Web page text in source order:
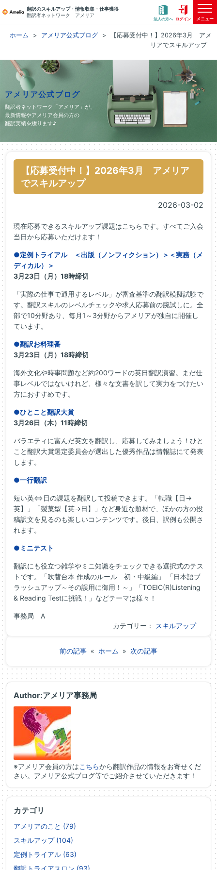
翻訳のスキルアップ・情報収集・仕事獲得
翻訳者ネットワーク アメリア
法人の方へ ログイン メニュー
ホーム アメリア公式ブログ
【応募受付中！】2026年3月 アメ
リアでスキルアップ
アメリア公式ブログ
翻訳者ネットワーク「アメリア」が、
最新情報やアメリア会員の方の
翻訳実績を綴ります♪
【応募受付中！】2026年3月 アメリア
でスキルアップ
2026-03-02
現在応募できるスキルアップ課題はこちらです。すべてご入会
当日から応募いただけます！
●定例トライアル ＜出版（ノンフィクション）＞＜実務（メ
ディカル）＞
3月23日（月）18時締切
「実際の仕事で通用するレベル」が審査基準の翻訳模擬試験で
す。翻訳スキルのレベルチェックや求人応募前の腕試しに。全
部で10分野あり、毎月1～3分野からアメリアが独自に開催し
ています。
●翻訳お料理番
3月23日（月）18時締切
海外文化や時事問題など約200ワードの英日翻訳演習。まだ仕
事レベルではないけれど、様々な文書を訳して実力をつけたい
方におすすめです。
●ひとこと翻訳大賞
3月26日（木）11時締切
バラエティに富んだ英文を翻訳し、応募してみましょう！ひと
こと翻訳大賞選定委員会が選出した優秀作品は情報誌にて発表
します。
●一行翻訳
短い英⇔日の課題を翻訳して投稿できます。「転職【日→
英】」「製菓型【英→日】」など身近な題材で、ほかの方の投
稿訳文を見るのも楽しいコンテンツです。後日、訳例も公開さ
れます。
●ミニテスト
翻訳にも役立つ雑学やミニ知識をチェックできる選択式のテス
トです。「吹替台本 作成のルール 初・中級編」 「日本語ブ
ラッシュアップ～その誤用に御用！～」「TOEIC(R)Listening
& Reading Testに挑戦！」などテーマは様々！
事務局 A
カテゴリー：
スキルアップ
前の記事 « ホーム » 次の記事
Author:アメリア事務局
※アメリア会員の方はこちらから翻訳作品の情報をお寄せくだ
さい。アメリア公式ブログ等でご紹介させていただきます！
カテゴリ
アメリアのこと (79)
スキルアップ (104)
定例トライアル (63)
翻訳トライアスロン (93)